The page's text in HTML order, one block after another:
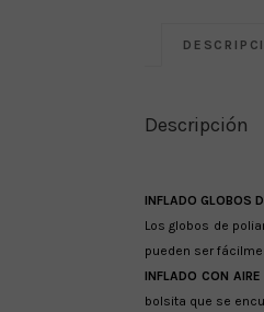
Descripción
INFLADO GLOBOS
Los globos de
pueden ser
INFLADO CON AIRE
bolsita que se